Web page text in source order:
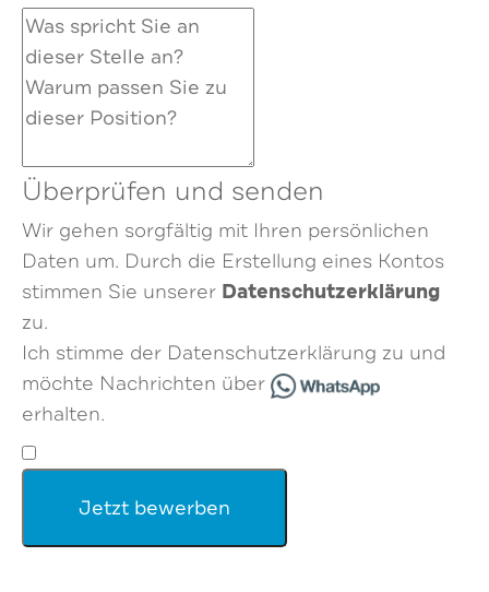
Überprüfen und senden
Wir gehen sorgfältig mit Ihren persönlichen
Daten um. Durch die Erstellung eines Kontos
stimmen Sie unserer Datenschutzerklärung
zu.
Ich stimme der Datenschutzerklärung zu und
möchte Nachrichten über
erhalten.
Jetzt bewerben